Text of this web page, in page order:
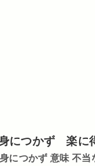
につかず 楽に
につかず 意味 不